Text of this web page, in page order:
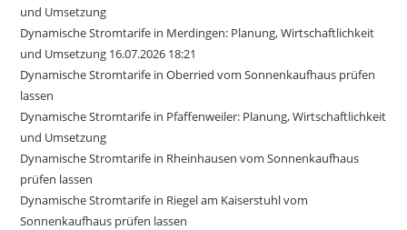
und Umsetzung
Dynamische Stromtarife in Merdingen: Planung, Wirtschaftlichkeit
und Umsetzung 16.07.2026 18:21
Dynamische Stromtarife in Oberried vom Sonnenkaufhaus prüfen
lassen
Dynamische Stromtarife in Pfaffenweiler: Planung, Wirtschaftlichkeit
und Umsetzung
Dynamische Stromtarife in Rheinhausen vom Sonnenkaufhaus
prüfen lassen
Dynamische Stromtarife in Riegel am Kaiserstuhl vom
Sonnenkaufhaus prüfen lassen